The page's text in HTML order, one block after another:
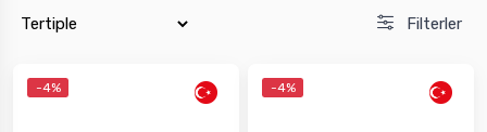
Filterler
-4% -4%